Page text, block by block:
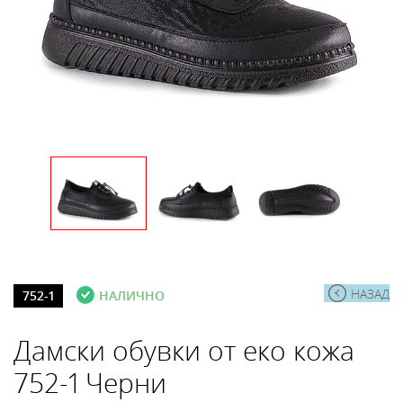
НАЗАД
752-1 НАЛИЧНО
Дамски обувки от еко кожа
752-1 Черни